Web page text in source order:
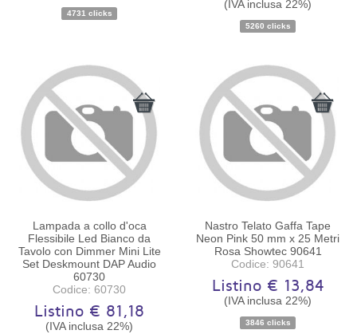
4731 clicks
(IVA inclusa 22%)
5260 clicks
Disponibilità:Ordinabile
Lampada a collo d'oca
Flessibile Led Bianco da
Tavolo con Dimmer Mini Lite
Set Deskmount DAP Audio
60730
Codice: 60730
Listino € 81,18
(IVA inclusa 22%)
Disponibilità:Ordinabile
Nastro Telato Gaffa Tape
Neon Pink 50 mm x 25 Metri
Rosa Showtec 90641
Codice: 90641
Listino € 13,84
(IVA inclusa 22%)
3846 clicks